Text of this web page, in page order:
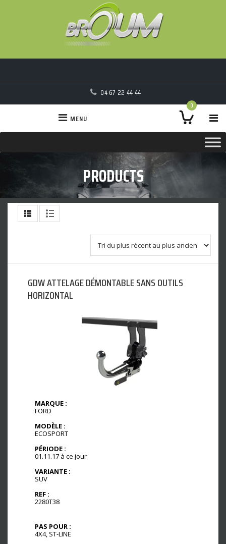
04 67 22 44 44
0
MENU
PRODUCTS
GDW ATTELAGE DÉMONTABLE SANS OUTILS
HORIZONTAL
MARQUE :
FORD
MODÈLE :
ECOSPORT
PÉRIODE :
01.11.17 à ce jour
VARIANTE :
SUV
REF :
2280T38
PAS POUR :
4X4, ST-LINE